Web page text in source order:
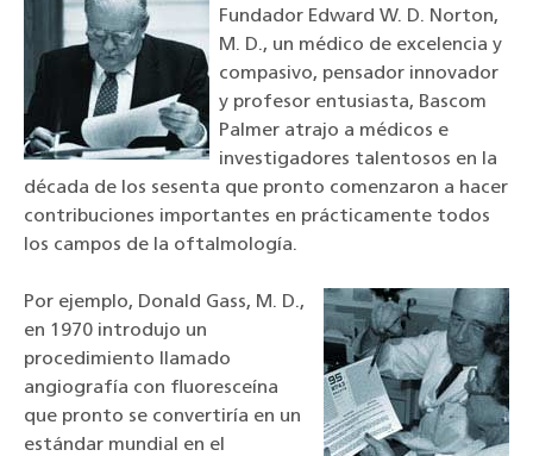
Fundador Edward W. D. Norton,
M. D., un médico de excelencia y
compasivo, pensador innovador
y profesor entusiasta, Bascom
Palmer atrajo a médicos e
investigadores talentosos en la
década de los sesenta que pronto comenzaron a hacer
contribuciones importantes en prácticamente todos
los campos de la oftalmología.
Por ejemplo, Donald Gass, M. D.,
en 1970 introdujo un
procedimiento llamado
angiografía con fluoresceína
que pronto se convertiría en un
estándar mundial en el